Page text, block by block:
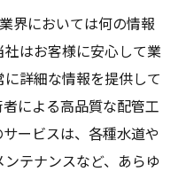
界においては何の情報
はお客様に安心して業
詳細な情報を提供して
による高品質な配管工
ービスは、各種水道や
テナンスなど、あらゆ